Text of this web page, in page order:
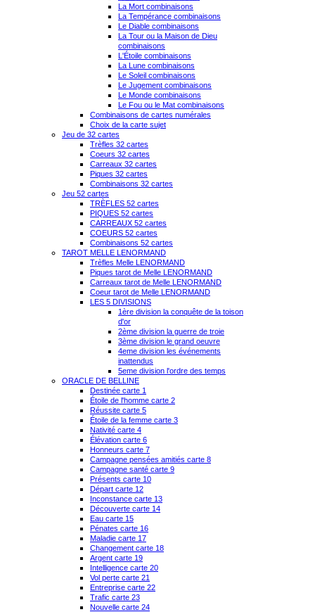
La Mort combinaisons
La Tempérance combinaisons
Le Diable combinaisons
La Tour ou la Maison de Dieu
combinaisons
L'Étoile combinaisons
La Lune combinaisons
Le Soleil combinaisons
Le Jugement combinaisons
Le Monde combinaisons
Le Fou ou le Mat combinaisons
Combinaisons de cartes numérales
Choix de la carte sujet
Jeu de 32 cartes
Trèfles 32 cartes
Coeurs 32 cartes
Carreaux 32 cartes
Piques 32 cartes
Combinaisons 32 cartes
Jeu 52 cartes
TRÈFLES 52 cartes
PIQUES 52 cartes
CARREAUX 52 cartes
COEURS 52 cartes
Combinaisons 52 cartes
TAROT MELLE LENORMAND
Trèfles Melle LENORMAND
Piques tarot de Melle LENORMAND
Carreaux tarot de Melle LENORMAND
Coeur tarot de Melle LENORMAND
LES 5 DIVISIONS
1ère division la conquête de la toison
d'or
2ème division la guerre de troie
3ème division le grand oeuvre
4eme division les événements
inattendus
5eme division l'ordre des temps
ORACLE DE BELLINE
Destinée carte 1
Étoile de l'homme carte 2
Réussite carte 5
Étoile de la femme carte 3
Nativité carte 4
Élévation carte 6
Honneurs carte 7
Campagne pensées amitiés carte 8
Campagne santé carte 9
Présents carte 10
Départ carte 12
Inconstance carte 13
Découverte carte 14
Eau carte 15
Pénates carte 16
Maladie carte 17
Changement carte 18
Argent carte 19
Intelligence carte 20
Vol perte carte 21
Entreprise carte 22
Trafic carte 23
Nouvelle carte 24